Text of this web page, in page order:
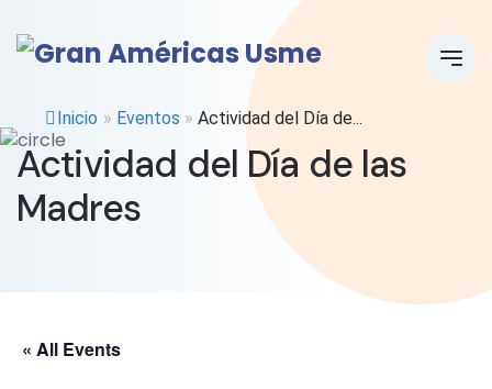
Inicio » Eventos » Actividad del Día de...
Actividad del Día de las
Madres
« All Events